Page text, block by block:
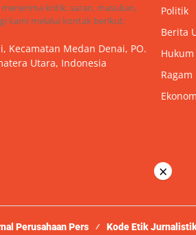
kritik, saran, masukan,
kami melalui kontak berikut:
Kecamatan Medan Denai, PO.
Utara, Indonesia
Politik
Berita
Hukum
Ragam
Perusahaan Pers Kode Etik
×